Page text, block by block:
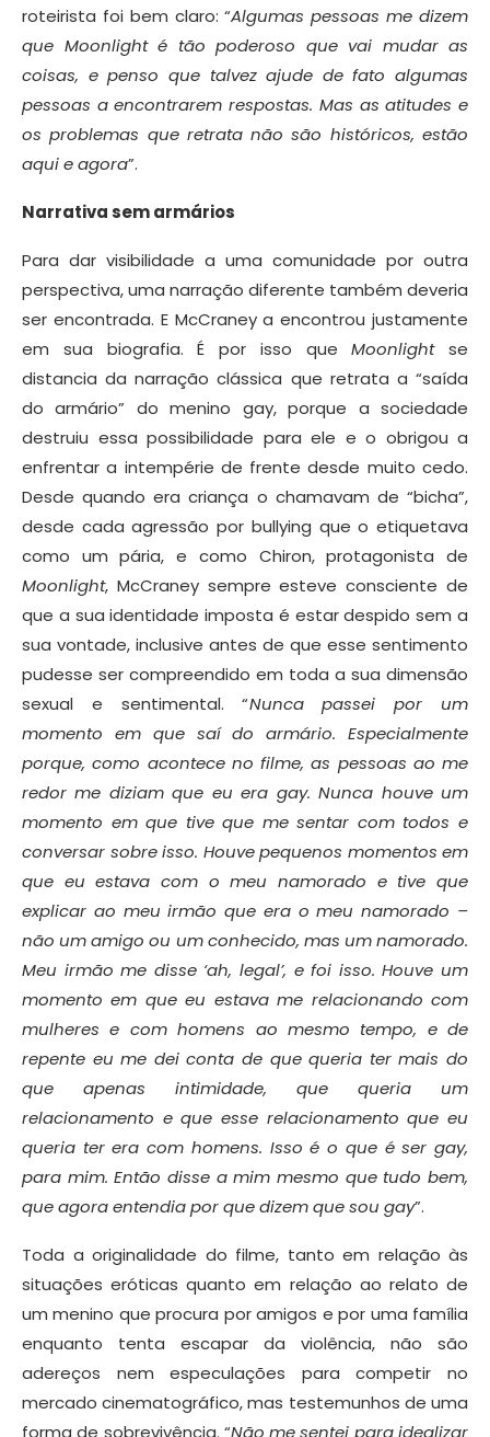
roteirista foi bem claro: “Algumas pessoas me dizem
que Moonlight é tão poderoso que vai mudar as
coisas, e penso que talvez ajude de fato algumas
pessoas a encontrarem respostas. Mas as atitudes e
os problemas que retrata não são históricos, estão
aqui e agora”.
Narrativa sem armários
Para dar visibilidade a uma comunidade por outra
perspectiva, uma narração diferente também deveria
ser encontrada. E McCraney a encontrou justamente
em sua biografia. É por isso queMoonlightse
distancia da narração clássica que retrata a “saída
do armário” do menino gay, porque a sociedade
destruiu essa possibilidade para ele e o obrigou a
enfrentar a intempérie de frente desde muito cedo.
Desde quando era criança o chamavam de “bicha”,
desde cada agressão por bullying que o etiquetava
como um pária, e como Chiron, protagonista de
Moonlight, McCraney sempre esteve consciente de
que a sua identidade imposta é estar despido sem a
sua vontade, inclusive antes de que esse sentimento
pudesse ser compreendido em toda a sua dimensão
sexual e sentimental. “Nunca passei por um
momento em que saí do armário. Especialmente
porque, como acontece no filme, as pessoas ao me
redor me diziam que eu era gay. Nunca houve um
momento em que tive que me sentar com todos e
conversar sobre isso. Houve pequenos momentos em
que eu estava com o meu namorado e tive que
explicar ao meu irmão que era o meu namorado –
não um amigo ou um conhecido, mas um namorado.
Meu irmão me disse ‘ah, legal’, e foi isso. Houve um
momento em que eu estava me relacionando com
mulheres e com homens ao mesmo tempo, e de
repente eu me dei conta de que queria ter mais do
que apenas intimidade, que queria um
relacionamento e que esse relacionamento que eu
queria ter era com homens. Isso é o que é ser gay,
para mim. Então disse a mim mesmo que tudo bem,
que agora entendia por que dizem que sou gay”.
Toda a originalidade do filme, tanto em relação às
situações eróticas quanto em relação ao relato de
um menino que procura por amigos e por uma família
enquanto tenta escapar da violência, não são
adereços nem especulações para competir no
mercado cinematográfico, mas testemunhos de uma